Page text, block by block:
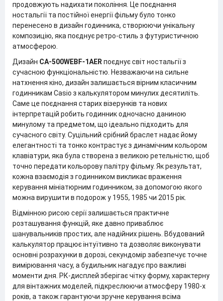
продовжують надихати покоління. Це поєднання
ностальгії та постійної енергії фільму було тонко
перенесено в дизайн годинника, створюючи унікальну
композицію, яка поєднує ретро-стиль з футуристичною
атмосферою.
Дизайн CA-500WEBF-1AER поєднує світ ностальгії з
сучасною функціональністю. Незважаючи на сильне
натхнення кіно, дизайн залишається вірним класичним
годинникам Casio з калькулятором минулих десятиліть.
Саме це поєднання старих візерунків та нових
інтерпретацій робить годинник одночасно даниною
минулому та предметом, що ідеально підходить для
сучасного світу. Суцільний срібний браслет надає йому
елегантності та тонко контрастує з динамічним кольором
клавіатури, яка була створена з великою ретельністю, щоб
точно передати кольорову палітру фільму. Як результат,
кожна взаємодія з годинником викликає враження
керування мініатюрним годинником, за допомогою якого
можна вирушити в подорож у 1955, 1985 чи 2015 рік.
Відмінною рисою серії залишається практичне
розташування функцій, яке давно приваблює
шанувальників простих, але надійних рішень. Вбудований
калькулятор працює інтуїтивно та дозволяє виконувати
основні розрахунки в дорозі, секундомір забезпечує точне
вимірювання часу, а будильник нагадує про важливі
моменти дня. РК-дисплей зберігає чітку форму, характерну
для вінтажних моделей, підкреслюючи атмосферу 1980-х
років, а також гарантуючи зручне керування всіма